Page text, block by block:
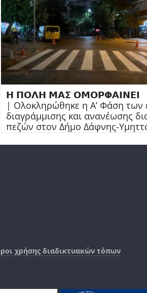
𝝜 𝝥𝝤𝝠𝝜 𝝡𝝖𝝨 𝝤𝝡𝝤𝝦𝝫𝝖𝝞𝝢𝝚𝝞
| Ολοκληρώθηκε η Α’ Φάση των
διαγράμμισης και ανανέωσης
πεζών στον Δήμο Δάφνης-
χρήσης διαδικτυακών τόπων